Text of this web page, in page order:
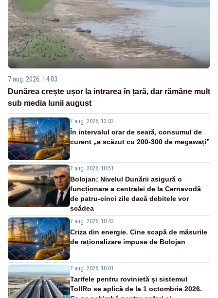
7 aug. 2026, 14:03
Dunărea crește ușor la intrarea în țară, dar rămâne mult
sub media lunii august
7 aug. 2026, 13:02
În intervalul orar de seară, consumul de
curent „a scăzut cu 200-300 de megawați”
7 aug. 2026, 10:51
Bolojan: Nivelul Dunării asigură o
funcționare a centralei de la Cernavodă
de patru-cinci zile dacă debitele vor
scădea
7 aug. 2026, 10:43
Criza din energie. Cine scapă de măsurile
de raționalizare impuse de Bolojan
7 aug. 2026, 10:01
Tarifele pentru rovinietă și sistemul
TollRo se aplică de la 1 octombrie 2026.